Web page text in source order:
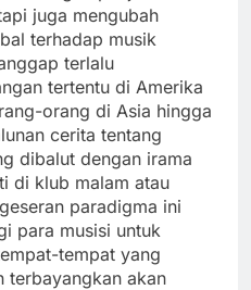
juga mengubah
terhadap musik
terlalu
tertentu di Amerika
orang di Asia hingga
cerita tentang
dibalut dengan irama
di klub malam atau
paradigma ini
para musisi untuk
tempat yang
terbayangkan akan